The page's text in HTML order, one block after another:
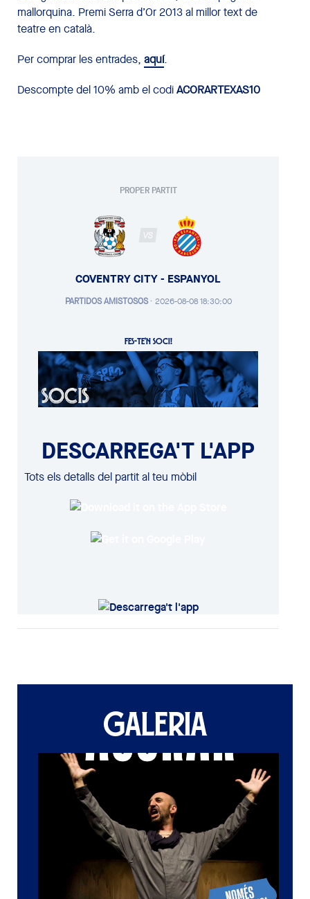
mallorquina. Premi Serra d’Or 2013 al millor text de
teatre en català.
Per comprar les entrades, aquí.
Descompte del 10% amb el codiACORARTEXAS10
PROPER PARTIT
VS
COVENTRY CITY - ESPANYOL
PARTIDOS AMISTOSOS· 2026-08-08 18:30:00
FES-TE'N SOCI!
DESCARREGA'T L'APP
Tots els detalls del partit al teu mòbil
GALERIA